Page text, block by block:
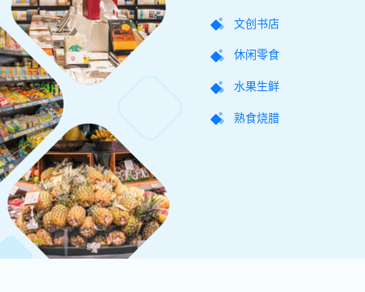
文创书店
休闲零食
水果生鲜
熟食烧腊